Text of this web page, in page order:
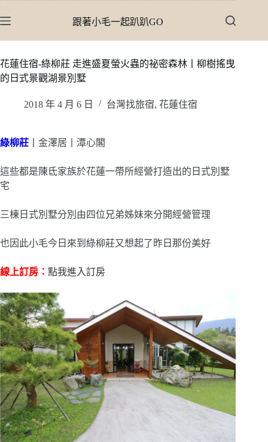
至
內
容
跟著小毛一起趴趴GO
花蓮住宿-綠柳莊 走進盛夏螢火蟲的祕密森林丨柳樹搖曳
的日式景觀湖景別墅
2018 年 4 月 6 日 台灣找旅宿, 花蓮住宿
綠柳莊 丨金澤居丨潭心閣
這些都是陳氐家族於花蓮一帶所經營打造出的日式別墅
宅
三棟日式別墅分別由四位兄弟姊妹來分開經營管理
也因此小毛今日來到綠柳莊又想起了昨日那份美好
線上訂房： 點我進入訂房